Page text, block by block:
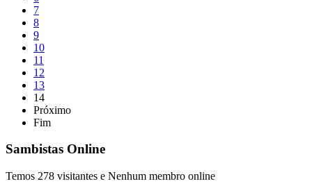
7
8
9
10
11
12
13
14
Próximo
Fim
Sambistas Online
Temos 278 visitantes e Nenhum membro online